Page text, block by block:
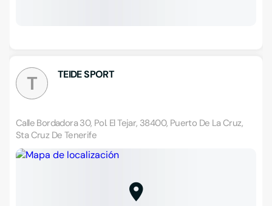
T TEIDE SPORT
Calle Bordadora 30, Pol. El Tejar, 38400, Puerto De La Cruz,
Sta Cruz De Tenerife